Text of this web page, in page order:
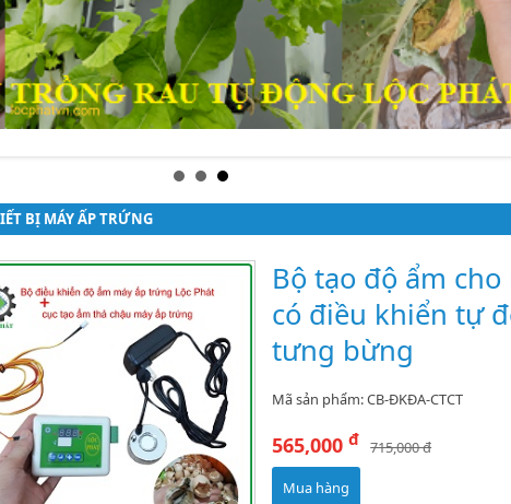
BỊ MÁY ẤP TRỨNG
Bộ tạo độ ẩm
có điều khiển tự
tưng bừng
Mã sản phẩm: CB-ĐKĐA-CTCT
565,000đ 715,000 đ
Mua hàng